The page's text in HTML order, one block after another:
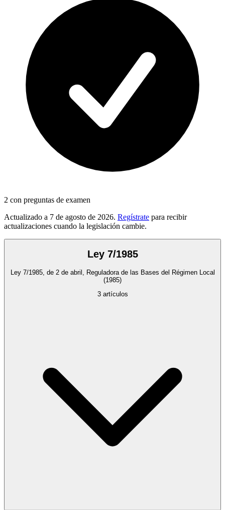
2 con preguntas de examen
Actualizado a 7 de agosto de 2026. Regístrate para recibir
actualizaciones cuando la legislación cambie.
Ley 7/1985
Ley 7/1985, de 2 de abril, Reguladora de las Bases del Régimen Local
(1985)
3artículos